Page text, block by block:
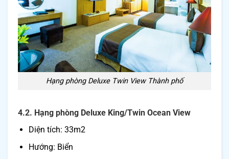
Hạng phòng Deluxe Twin View Thành phố
4.2. Hạng phòng Deluxe King/Twin Ocean View
Diện tích: 33m2
Hướng: Biển